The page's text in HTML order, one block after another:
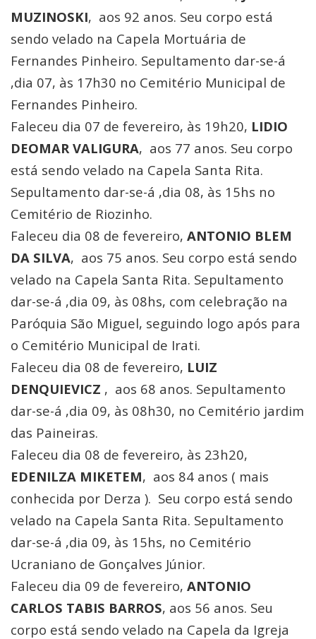
MUZINOSKI, aos 92 anos. Seu corpo está
sendo velado na Capela Mortuária de
Fernandes Pinheiro. Sepultamento dar-se-á
,dia 07, às 17h30 no Cemitério Municipal de
Fernandes Pinheiro.
Faleceu dia 07 de fevereiro, às 19h20, LIDIO
DEOMAR VALIGURA, aos 77 anos. Seu corpo
está sendo velado na Capela Santa Rita.
Sepultamento dar-se-á ,dia 08, às 15hs no
Cemitério de Riozinho.
Faleceu dia 08 de fevereiro, ANTONIO BLEM
DA SILVA, aos 75 anos. Seu corpo está sendo
velado na Capela Santa Rita. Sepultamento
dar-se-á ,dia 09, às 08hs, com celebração na
Paróquia São Miguel, seguindo logo após para
o Cemitério Municipal de Irati.
Faleceu dia 08 de fevereiro, LUIZ
DENQUIEVICZ , aos 68 anos. Sepultamento
dar-se-á ,dia 09, às 08h30, no Cemitério jardim
das Paineiras.
Faleceu dia 08 de fevereiro, às 23h20,
EDENILZA MIKETEM, aos 84 anos ( mais
conhecida por Derza ). Seu corpo está sendo
velado na Capela Santa Rita. Sepultamento
dar-se-á ,dia 09, às 15hs, no Cemitério
Ucraniano de Gonçalves Júnior.
Faleceu dia 09 de fevereiro, ANTONIO
CARLOS TABIS BARROS, aos 56 anos. Seu
corpo está sendo velado na Capela da Igreja